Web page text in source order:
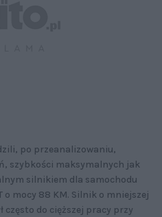
po przeanalizowaniu,
szybkości maksymalnych jak
silnikiem dla samochodu
o mocy 88 KM. Silnik o mniejszej
często do cięższej pracy przy